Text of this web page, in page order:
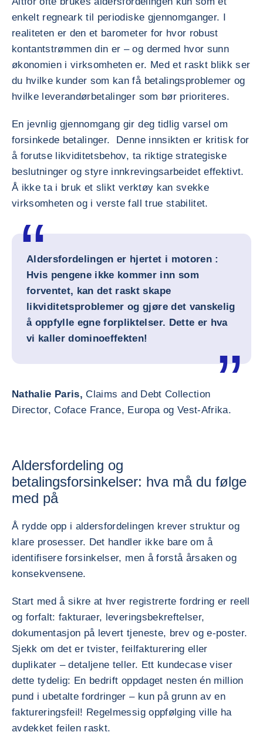
enkelt regneark til periodiske gjennomganger. I
realiteten er den et barometer for hvor robust
kontantstrømmen din er – og dermed hvor sunn
økonomien i virksomheten er. Med et raskt blikk ser
du hvilke kunder som kan få betalingsproblemer og
hvilke leverandørbetalinger som bør prioriteres.
En jevnlig gjennomgang gir deg tidlig varsel om
forsinkede betalinger. Denne innsikten er kritisk for
å forutse likviditetsbehov, ta riktige strategiske
beslutninger og styre innkrevingsarbeidet effektivt.
Å ikke ta i bruk et slikt verktøy kan svekke
virksomheten og i verste fall true stabilitet.
Aldersfordelingen er hjertet i motoren :
Hvis pengene ikke kommer inn som
forventet, kan det raskt skape
likviditetsproblemer og gjøre det vanskelig
å oppfylle egne forpliktelser. Dette er hva
vi kaller dominoeffekten!
Nathalie Paris,Claims and Debt Collection
Director, Coface France, Europa og Vest-Afrika.
Aldersfordeling og
betalingsforsinkelser: hva må du følge
med på
Å rydde opp i aldersfordelingen krever struktur og
klare prosesser. Det handler ikke bare om å
identifisere forsinkelser, men å forstå årsaken og
konsekvensene.
Start med å sikre at hver registrerte fordring er reell
og forfalt: fakturaer, leveringsbekreftelser,
dokumentasjon på levert tjeneste, brev og e-poster.
Sjekk om det er tvister, feilfakturering eller
duplikater – detaljene teller. Ett kundecase viser
dette tydelig: En bedrift oppdaget nesten én million
pund i ubetalte fordringer – kun på grunn av en
faktureringsfeil! Regelmessig oppfølging ville ha
avdekket feilen raskt.